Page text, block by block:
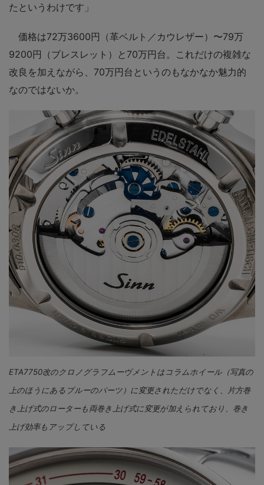
たというわけです」
価格は72万3600円（革ベルト／カウレザー）〜79万
9200円（ブレスレット）と70万円台。これだけの複雑な
改良を加えながら、70万円台というのもなかなか魅力的
なのではないか。
ETA7750改のクロノグラフムーヴメントはコラムホイール（写真の
上のほうにあるブルーのパーツ）に変更されただけでなく、片方巻
き上げ式のローターも両巻き上げ式に変更が加えられており、巻き
上げ効率もアップしている